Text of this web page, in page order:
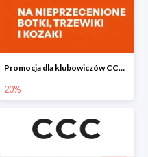
Promocja dla klubowiczów CCC do -20%
20%